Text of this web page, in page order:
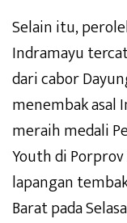
Selain itu,
Indramayu
dari cabor
menembak asal
meraih medali
Youth di
lapangan
Barat pada